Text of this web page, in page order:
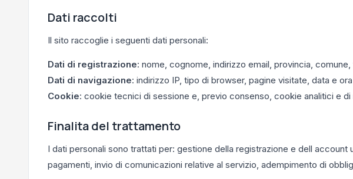
Dati raccolti
Il sito raccoglie i seguenti dati personali:
Dati di registrazione: nome, cognome, indirizzo email, provincia,
Dati di navigazione: indirizzo IP, tipo di browser, pagine visitate, data e
Cookie: cookie tecnici di sessione e, previo consenso, cookie analitici e di
Finalita del trattamento
I dati personali sono trattati per: gestione della registrazione e dell
pagamenti, invio di comunicazioni relative al servizio, adempimento di